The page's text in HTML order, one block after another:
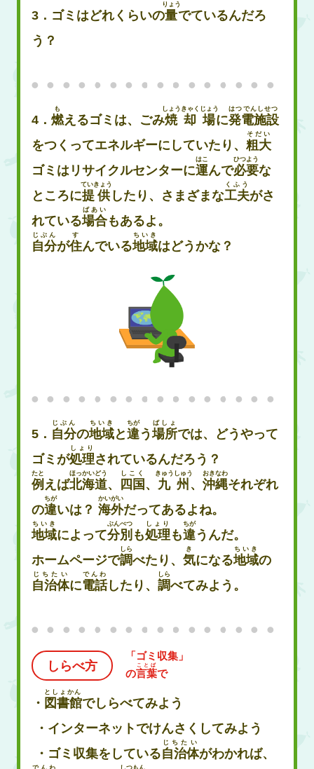
3．ゴミはどれくらいの量
りょう
でているんだろ
う？
4． 燃
も
えるゴミは、ごみ焼却場
しょうきゃくじょう
に発電施設
はつでんしせつ
をつくってエネルギーにしていたり、 粗大
そだい
ゴミはリサイクルセンターに運
はこ
んで必要
ひつよう
な
ところに提供
ていきょう
したり、さまざまな工夫
くふう
がさ
れている場合
ばあい
もあるよ。
自分
じぶん
が住
す
んでいる地域
ちいき
はどうかな？
5． 自分
じぶん
の地域
ちいき
と違
ちが
う場所
ばしょ
では、どうやって
ゴミが処理
しょり
されているんだろう？
例
たと
えば北海道
ほっかいどう
、 四国
しこく
、 九州
きゅうしゅう
、 沖縄
おきなわ
それぞれ
の違
ちが
いは？ 海外
かいがい
だってあるよね。
地域
ちいき
によって分別
ぶんべつ
も処理
しょり
も違
ちが
うんだ。
ホームページで調
しら
べたり、 気
き
になる地域
ちいき
の
自治体
じちたい
に電話
でんわ
したり、 調
しら
べてみよう。
しらべ方
「ゴミ収集」
の言葉
ことば
で
・ 図書館
としょかん
でしらべてみよう
​ ・インターネットでけんさくしてみよう
​​ ・ゴミ収集をしている自治体
じちたい
がわかれば、